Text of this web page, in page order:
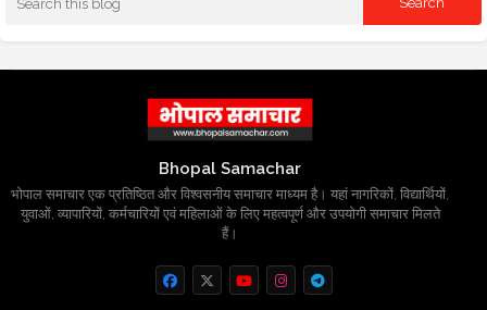
Bhopal Samachar
भोपाल समाचार एक प्रतिष्ठित और विश्वसनीय समाचार माध्यम है। यहां नागरिकों, विद्यार्थियों,
युवाओं, व्यापारियों, कर्मचारियों एवं महिलाओं के लिए महत्वपूर्ण और उपयोगी समाचार मिलते
हैं।